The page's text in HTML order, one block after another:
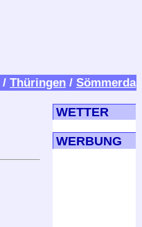
/ Thüringen / Sömmerda
WETTER
WERBUNG